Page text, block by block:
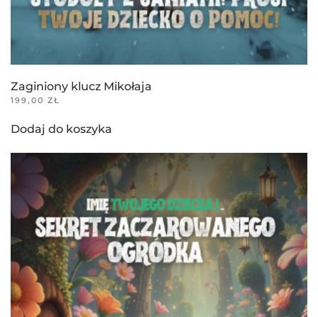
Zaginiony klucz Mikołaja
199,00 ZŁ
Dodaj do koszyka